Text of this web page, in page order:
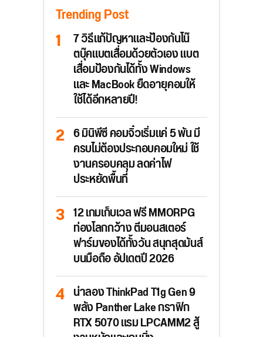
Trending Post
7 วิธีแก้ปัญหาและป้องกันโน๊
ตบุ๊คแบตเสื่อมด้วยตัวเอง แบต
เสื่อมป้องกันได้ทั้ง Windows
และ MacBook ยืดอายุคอมให้
ใช้ได้อีกหลายปี!
6 มินิพีซี คอมจิ๋วเริ่มแค่ 5 พัน มี
ครบไม่ต้องประกอบคอมใหม่ ใช้
งานครอบคลุม ลดค่าไฟ
ประหยัดพื้นที่
12 เกมเก็บเวล ฟรี MMORPG
ท่องโลกกว้าง ตีมอนสเตอร์
ฟาร์มของได้ทั้งวัน สนุกสุดมันส์
บนมือถือ อัปเดตปี 2026
น่าลอง ThinkPad T1g Gen 9
พลัง Panther Lake กราฟิก
RTX 5070 แรม LPCAMM2 สู้